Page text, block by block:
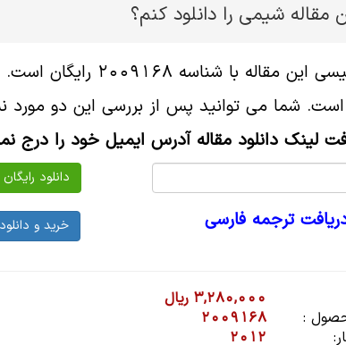
مقاله شيمی را دانلود کنم؟
فایل انگلیسی این
شما می توانید پس از بررسی این دو مورد
لینک دانلود مقاله آدرس ایمیل خود را درج
ترجمه فارسی
3,280,000 ریال
:
2009168
2012